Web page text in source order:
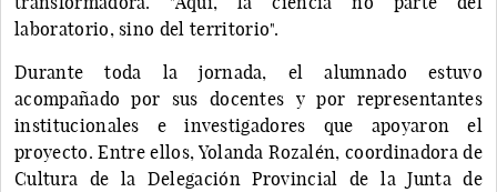
laboratorio, sino del territorio".
Durante toda la jornada, el alumnado estuvo
acompañado por sus docentes y por representantes
institucionales e investigadores que apoyaron el
proyecto. Entre ellos, Yolanda Rozalén, coordinadora de
Cultura de la Delegación Provincial de la Junta de